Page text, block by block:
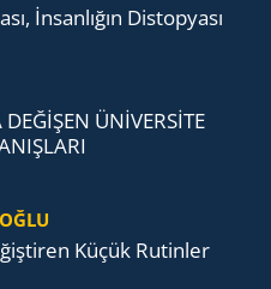
İnsanlığın Distopyası
ÜNİVERSİTE
Küçük Ru­tin­ler